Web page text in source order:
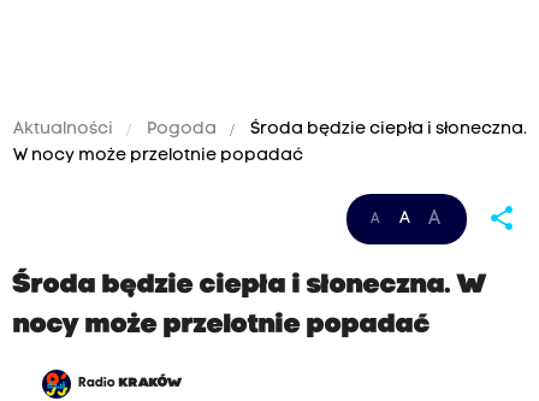
Aktualności Pogoda
Środa będzie ciepła i słoneczna.
W nocy może przelotnie popadać
A A A share
Środa będzie ciepła i słoneczna. W
nocy może przelotnie popadać
Radio KRAKÓW
c
h